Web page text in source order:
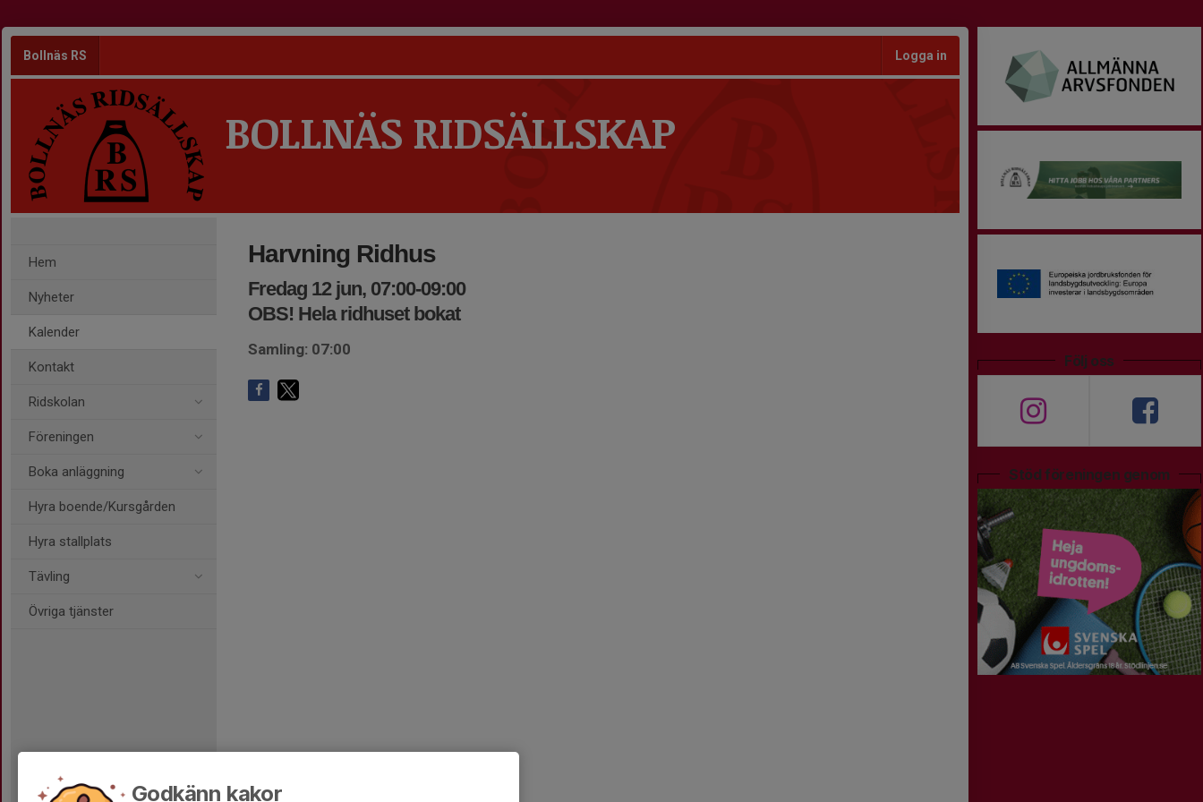
Bollnäs RS Logga in
BOLLNÄS RIDSÄLLSKAP
Hem
Nyheter
Kalender
Kontakt
Ridskolan
Föreningen
Boka anläggning
Hyra boende/Kursgården
Hyra stallplats
Tävling
Övriga tjänster
Harvning Ridhus
Fredag 12 jun, 07:00-09:00
OBS! Hela ridhuset bokat
Samling: 07:00
Följ oss
Stöd föreningen genom
Godkänn kakor